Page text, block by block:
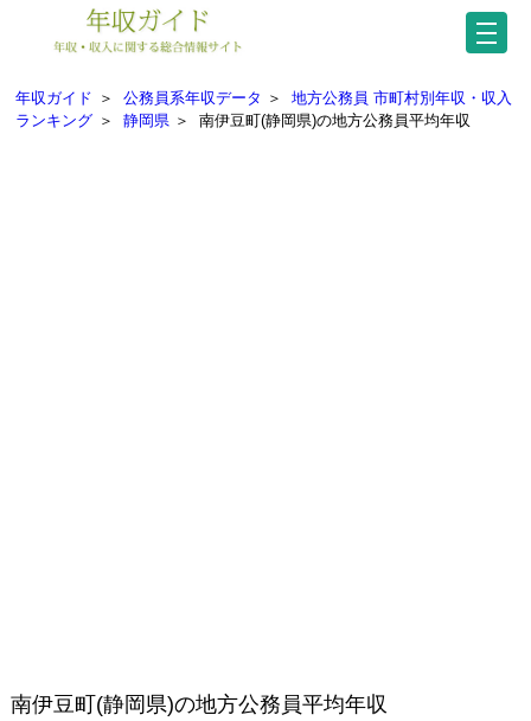
年収ガイド ＞ 公務員系年収データ ＞
地方公務員 市町村別年収・収入
ランキング ＞ 静岡県 ＞ 南伊豆町(静岡県)の地方公務員平均年収
南伊豆町(静岡県)の地方公務員平均年収